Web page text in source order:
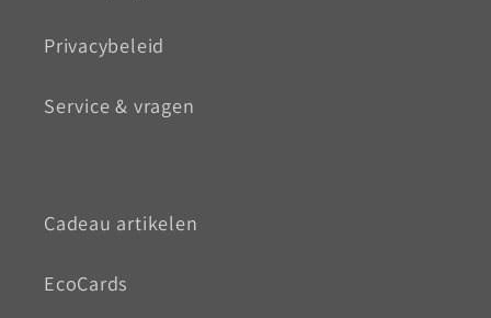
Privacybeleid
Service & vragen
Cadeau artikelen
EcoCards